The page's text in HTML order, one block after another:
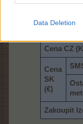
Data Deletion
Cena CZ
Cena
SK
(€)
Zakoupit